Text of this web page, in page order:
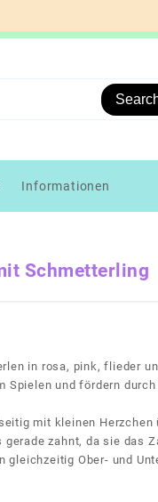
Informationen
Schmetterling
in rosa, pink, flieder
Spielen und fördern
mit kleinen Herzchen
gerade zahnt, da sie das
gleichzeitig Ober- und